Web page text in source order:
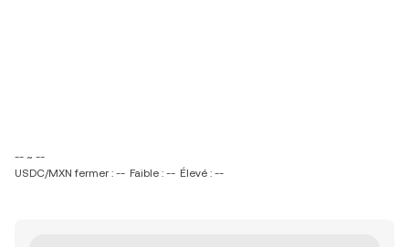
-- ~ --
USDC/MXN fermer : -- Faible : -- Élevé : --